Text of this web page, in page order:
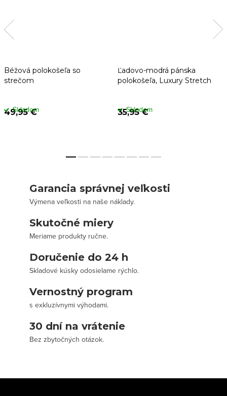
Béžová polokošeľa so
strečom
49,95 €
Skladom
Ľadovo-modrá pánska
polokošeľa, Luxury Stretch
35,95 €
Skladom
Garancia správnej veľkosti
Výmena veľkosti na naše náklady.
Skutočné miery
Meriame produkty ručne.
Doručenie do 24 h
Skladové kúsky odosielame rýchlo.
Vernostný program
s exkluzívnymi výhodami.
30 dní na vrátenie
Bez zbytočných otázok.